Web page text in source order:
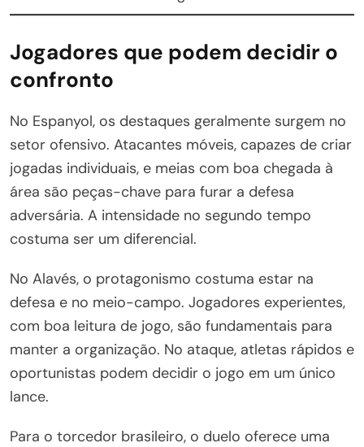
Jogadores que podem decidir o
confronto
No Espanyol, os destaques geralmente surgem no
setor ofensivo. Atacantes móveis, capazes de criar
jogadas individuais, e meias com boa chegada à
área são peças-chave para furar a defesa
adversária. A intensidade no segundo tempo
costuma ser um diferencial.
No Alavés, o protagonismo costuma estar na
defesa e no meio-campo. Jogadores experientes,
com boa leitura de jogo, são fundamentais para
manter a organização. No ataque, atletas rápidos e
oportunistas podem decidir o jogo em um único
lance.
Para o torcedor brasileiro, o duelo oferece uma